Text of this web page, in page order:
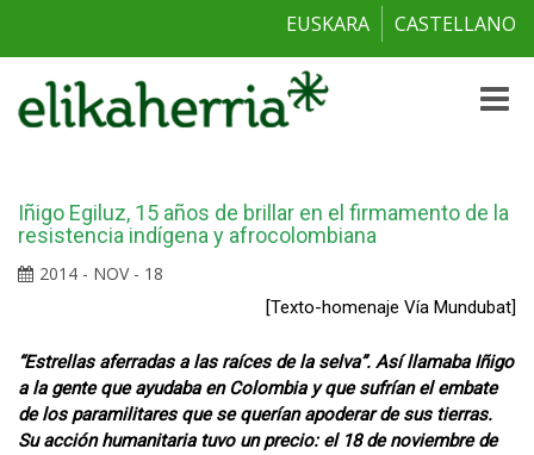
EUSKARA CASTELLANO
Toggle
Iñigo Egiluz, 15 años de brillar en el firmamento de la
resistencia indígena y afrocolombiana
2014 - NOV - 18
[Texto-homenaje Vía Mundubat]
“Estrellas aferradas a las raíces de la selva”. Así llamaba Iñigo
a la gente que ayudaba en Colombia y que sufrían el embate
de los paramilitares que se querían apoderar de sus tierras.
Su acción humanitaria tuvo un precio: el 18 de noviembre de